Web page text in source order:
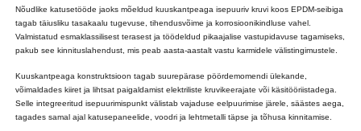
Nõudlike katusetööde jaoks mõeldud kuuskantpeaga isepuuriv kruvi koos EPDM-seibiga
tagab täiusliku tasakaalu tugevuse, tihendusvõime ja korrosioonikindluse vahel.
Valmistatud esmaklassilisest terasest ja töödeldud pikaajalise vastupidavuse tagamiseks,
pakub see kinnituslahendust, mis peab aasta-aastalt vastu karmidele välistingimustele.
Kuuskantpeaga konstruktsioon tagab suurepärase pöördemomendi ülekande,
võimaldades kiiret ja lihtsat paigaldamist elektriliste kruvikeerajate või käsitööriistadega.
Selle integreeritud isepuurimispunkt välistab vajaduse eelpuurimise järele, säästes aega,
tagades samal ajal katusepaneelide, voodri ja lehtmetalli täpse ja tõhusa kinnitamise.